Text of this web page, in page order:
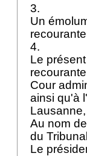
3.
Un
4.
Le
Cour
ainsi qu'à
Au nom
du
Le